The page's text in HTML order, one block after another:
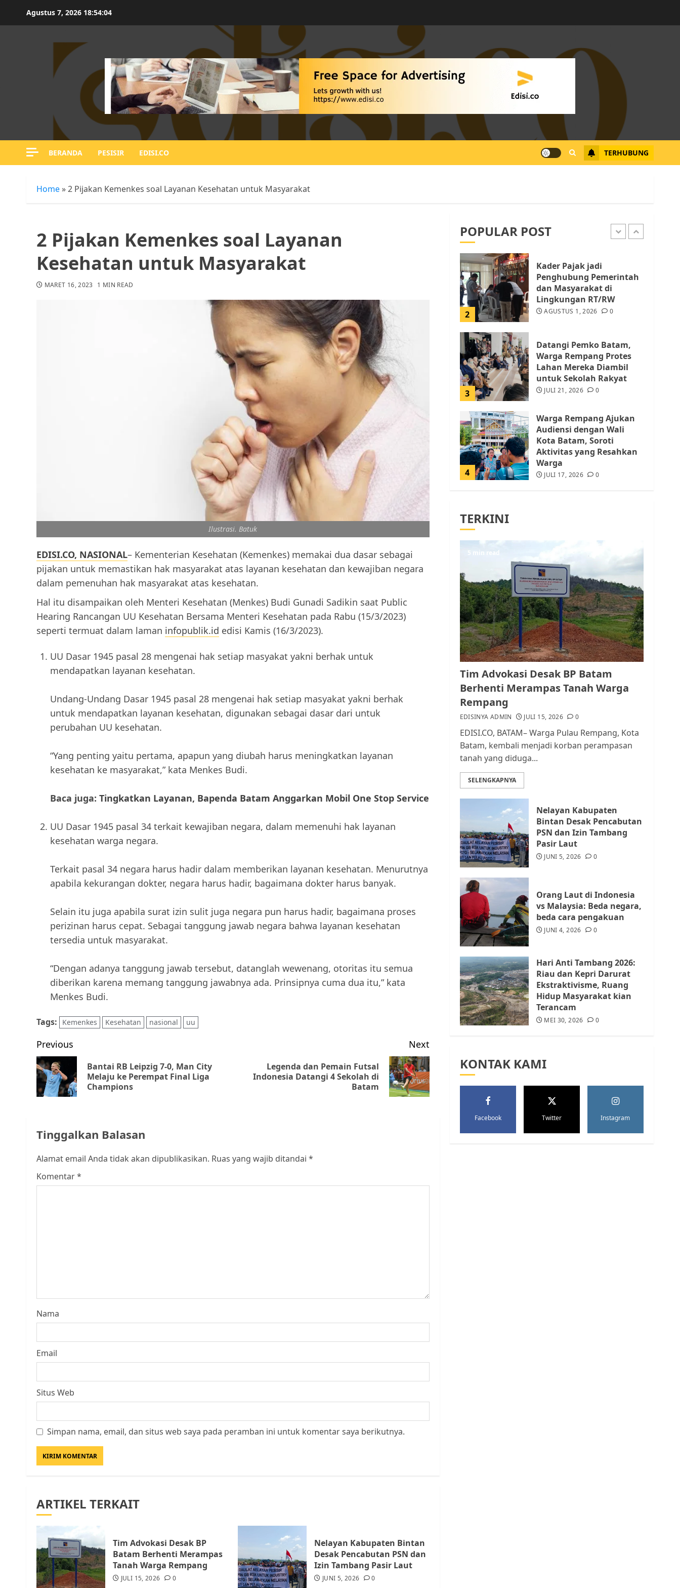
Agustus 7, 2026 18:54:05
BERANDA PESISIR EDISI.CO TERHUBUNG
Home »2 Pijakan Kemenkes soal Layanan Kesehatan untuk Masyarakat
2 Pijakan Kemenkes soal Layanan
Kesehatan untuk Masyarakat
MARET 16, 2023 1 MIN READ
Ilustrasi. Batuk
EDISI.CO, NASIONAL– Kementerian Kesehatan (Kemenkes) memakai dua dasar sebagai
pijakan untuk memastikan hak masyarakat atas layanan kesehatan dan kewajiban negara
dalam pemenuhan hak masyarakat atas kesehatan.
Hal itu disampaikan oleh Menteri Kesehatan (Menkes) Budi Gunadi Sadikin saat Public
Hearing Rancangan UU Kesehatan Bersama Menteri Kesehatan pada Rabu (15/3/2023)
seperti termuat dalam laman infopublik.id edisi Kamis (16/3/2023).
UU Dasar 1945 pasal 28 mengenai hak setiap masyakat yakni berhak untuk
mendapatkan layanan kesehatan.
Undang-Undang Dasar 1945 pasal 28 mengenai hak setiap masyakat yakni berhak
untuk mendapatkan layanan kesehatan, digunakan sebagai dasar dari untuk
perubahan UU kesehatan.
“Yang penting yaitu pertama, apapun yang diubah harus meningkatkan layanan
kesehatan ke masyarakat,” kata Menkes Budi.
Baca juga: Tingkatkan Layanan, Bapenda Batam Anggarkan Mobil One Stop Service
UU Dasar 1945 pasal 34 terkait kewajiban negara, dalam memenuhi hak layanan
kesehatan warga negara.
Terkait pasal 34 negara harus hadir dalam memberikan layanan kesehatan. Menurutnya
apabila kekurangan dokter, negara harus hadir, bagaimana dokter harus banyak.
Selain itu juga apabila surat izin sulit juga negara pun harus hadir, bagaimana proses
perizinan harus cepat. Sebagai tanggung jawab negara bahwa layanan kesehatan
tersedia untuk masyarakat.
“Dengan adanya tanggung jawab tersebut, datanglah wewenang, otoritas itu semua
diberikan karena memang tanggung jawabnya ada. Prinsipnya cuma dua itu,” kata
Menkes Budi.
Tags: Kemenkes Kesehatan nasional uu
Post
navigation
Previous
Previous
Bantai RB Leipzig 7-0, Man City
Melaju ke Perempat Final Liga
Champions
Next
Next
Legenda dan Pemain Futsal
Indonesia Datangi 4 Sekolah di
Batam
Tinggalkan Balasan
Alamat email Anda tidak akan dipublikasikan. Ruas yang wajib ditandai *
Komentar*
Nama
Email
Situs Web
Simpan nama, email, dan situs web saya pada peramban ini untuk komentar saya berikutnya.
ARTIKEL TERKAIT
Tim Advokasi Desak BP
Batam Berhenti Merampas
Tanah Warga Rempang
JULI 15, 2026 0
Nelayan Kabupaten Bintan
Desak Pencabutan PSN dan
Izin Tambang Pasir Laut
JUNI 5, 2026 0
POPULAR POST
Warga Rempang Ajukan
Kota Batam, Soroti
Aktivitas yang Resahkan
0
Batam Berhenti
Merampas Tanah Warga
Rempang
JULI 15, 2026
1 AGUSTUS 1, 2026
2
Kader Pajak jadi
Penghubung Pemerintah
dan Masyarakat di
Lingkungan RT/RW
AGUSTUS 1, 2026 0
3
Datangi Pemko Batam,
Warga Rempang Protes
Lahan Mereka Diambil
untuk Sekolah Rakyat
JULI 21, 2026 0
4
Warga Rempang Ajukan
Audiensi dengan Wali
Kota Batam, Soroti
Aktivitas yang Resahkan
Warga
JULI 17, 2026 0
5 JULI 15, 2026
1
Pemko Batam Tegaskan
RT dan RW bukan Petugas
Pendataan dan
Pemungutan Pajak
AGUSTUS 1, 2026 0
2
Kader Pajak jadi
Penghubung Pemerintah
dan Masyarakat di
Lingkungan RT/RW
3
Datangi Pemko Batam,
Warga Rempang Protes
Lahan Mereka Diambil
4
Warga Rempang Ajukan
Audiensi dengan Wali
Kota Batam, Soroti
Aktivitas yang Resahkan
Warga
5
Tim Advokasi Desak BP
Batam Berhenti
Merampas Tanah Warga
Rempang
TERKINI
5 min read
Tim Advokasi Desak BP Batam
Berhenti Merampas Tanah Warga
Rempang
EDISINYA ADMIN JULI 15, 2026 0
EDISI.CO, BATAM– Warga Pulau Rempang, Kota
Batam, kembali menjadi korban perampasan
tanah yang diduga...
SELENGKAPNYA
Nelayan Kabupaten
Bintan Desak Pencabutan
PSN dan Izin Tambang
Pasir Laut
JUNI 5, 2026 0
Orang Laut di Indonesia
vs Malaysia: Beda negara,
beda cara pengakuan
JUNI 4, 2026 0
Hari Anti Tambang 2026:
Riau dan Kepri Darurat
Ekstraktivisme, Ruang
Hidup Masyarakat kian
Terancam
MEI 30, 2026 0
KONTAK KAMI
Facebook Twitter Instagram